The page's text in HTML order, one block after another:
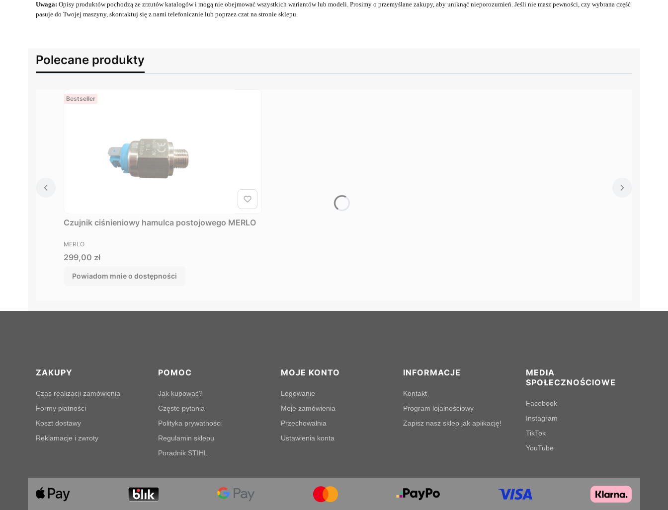
Uwaga: Opisy produktów pochodzą ze zrzutów katalogów i mogą nie obejmować wszystkich wariantów lub modeli. Prosimy o przemyślane zakupy, aby uniknąć nieporozumień. Jeśli nie masz pewności, czy wybrana część
pasuje do Twojej maszyny, skontaktuj się z nami telefonicznie lub poprzez czat na stronie sklepu.
Polecane produkty
Bestseller
Czujnik ciśnieniowy hamulca postojowego MERLO
PRODUCENT
MERLO
Cena
299,00 zł
Powiadom mnie o dostępności
Linki w stopce
ZAKUPY
Czas realizacji zamówienia
Formy płatności
Koszt dostawy
Reklamacje i zwroty
POMOC
Jak kupować?
Częste pytania
Polityka prywatności
Regulamin sklepu
Poradnik STIHL
MOJE KONTO
Logowanie
Moje zamówienia
Przechowalnia
Ustawienia konta
INFORMACJE
Kontakt
Program lojalnościowy
Zapisz nasz sklep jak aplikację!
MEDIA
SPOŁECZNOŚCIOWE
Facebook
Instagram
TikTok
YouTube